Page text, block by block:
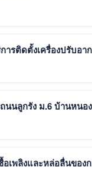
นนลูกรัง ม.6 บ้านหนอ
เพลิงและหล่อลื่นขอ